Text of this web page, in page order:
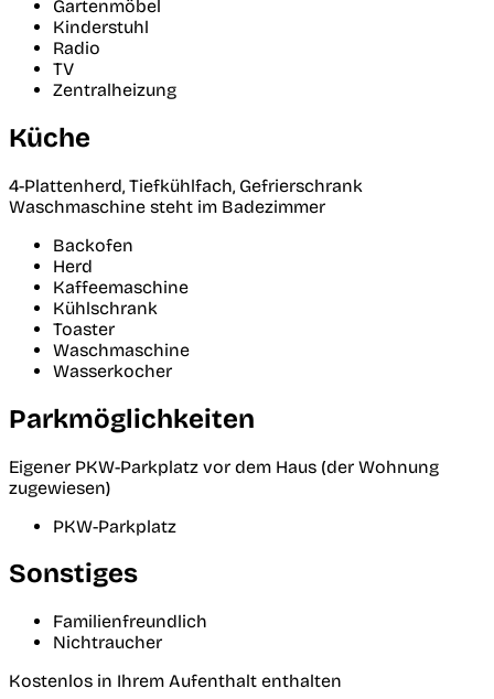
Gartenmöbel
Kinderstuhl
Radio
TV
Zentralheizung
Küche
4-Plattenherd, Tiefkühlfach, Gefrierschrank
Waschmaschine steht im Badezimmer
Backofen
Herd
Kaffeemaschine
Kühlschrank
Toaster
Waschmaschine
Wasserkocher
Parkmöglichkeiten
Eigener PKW-Parkplatz vor dem Haus (der Wohnung
zugewiesen)
PKW-Parkplatz
Sonstiges
Familienfreundlich
Nichtraucher
Kostenlos in Ihrem Aufenthalt enthalten